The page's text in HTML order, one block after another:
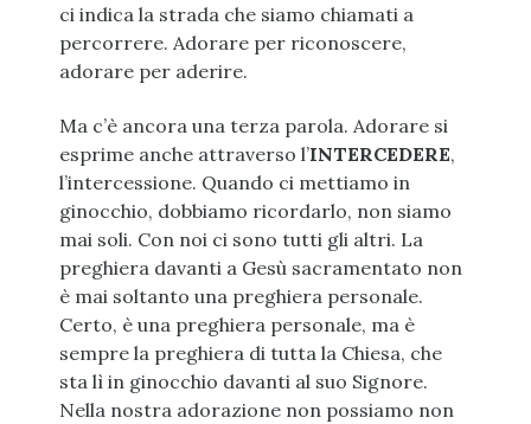
ci indica la strada che siamo chiamati a
percorrere. Adorare per riconoscere,
adorare per aderire.
Ma c’è ancora una terza parola. Adorare si
esprime anche attraverso l’INTERCEDERE,
l’intercessione. Quando ci mettiamo in
ginocchio, dobbiamo ricordarlo, non siamo
mai soli. Con noi ci sono tutti gli altri. La
preghiera davanti a Gesù sacramentato non
è mai soltanto una preghiera personale.
Certo, è una preghiera personale, ma è
sempre la preghiera di tutta la Chiesa, che
sta lì in ginocchio davanti al suo Signore.
Nella nostra adorazione non possiamo non